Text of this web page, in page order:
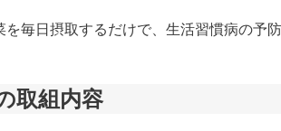
を毎日摂取するだけで、生活習慣病の予
取組内容